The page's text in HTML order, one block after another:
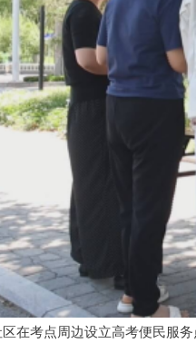
在考点周边设立高考便民服